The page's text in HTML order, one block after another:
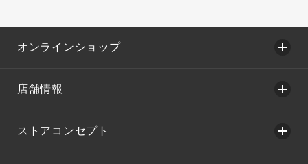
オンラインショップ
店舗情報
ストアコンセプト